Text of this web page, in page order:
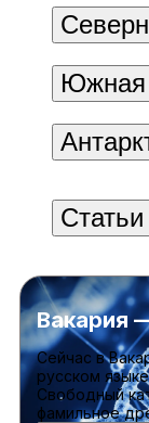
Южная
Статьи
Вакария
Cейчас в
русском языке
Свободный
фамильное